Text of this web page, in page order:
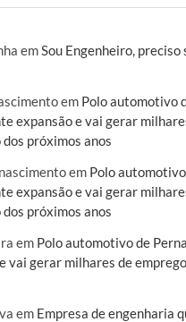
emSou Engenheiro, preciso
em Polo automotivo
expansão e vai gerar
próximos anos
em Polo
expansão e vai gerar
próximos anos
em Polo automotivo de
vai gerar milhares de
em Empresa de engenharia